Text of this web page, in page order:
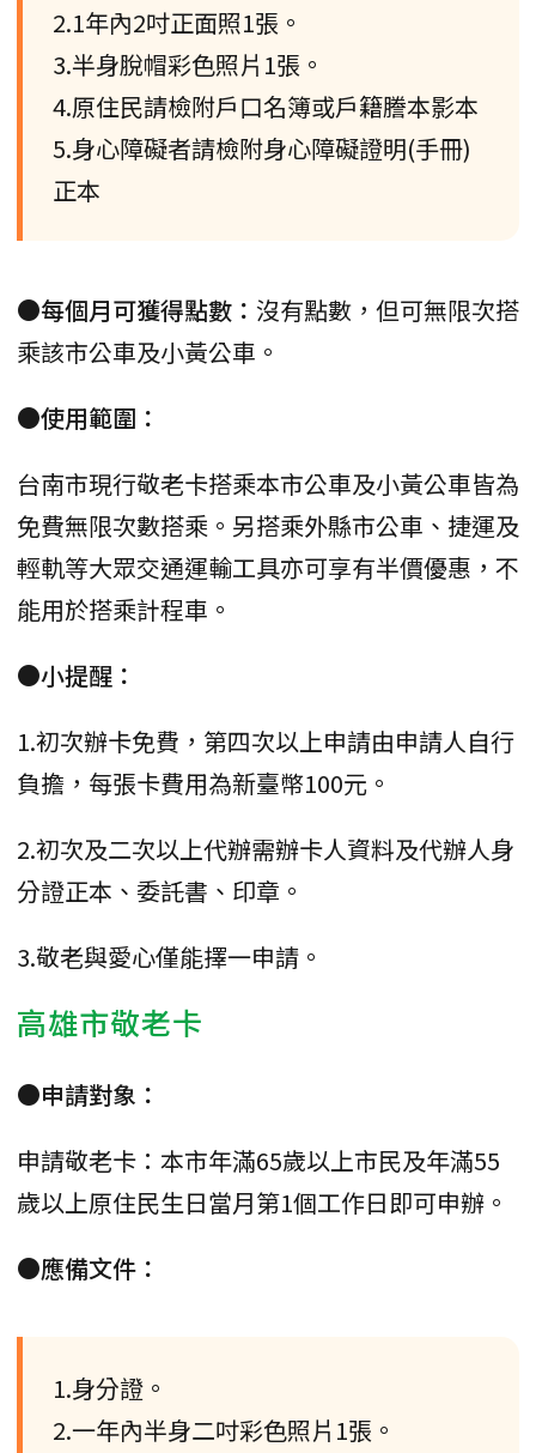
2.1年內2吋正面照1張。
3.半身脫帽彩色照片1張。
4.原住民請檢附戶口名簿或戶籍謄本影本
5.身心障礙者請檢附身心障礙證明(手冊)
正本
●每個月可獲得點數： 沒有點數，但可無限次搭
乘該市公車及小黃公車。
●使用範圍：
台南市現行敬老卡搭乘本市公車及小黃公車皆為
免費無限次數搭乘。另搭乘外縣市公車、捷運及
輕軌等大眾交通運輸工具亦可享有半價優惠，不
能用於搭乘計程車。
●小提醒：
1.初次辦卡免費，第四次以上申請由申請人自行
負擔，每張卡費用為新臺幣100元。
2.初次及二次以上代辦需辦卡人資料及代辦人身
分證正本、委託書、印章。
3.敬老與愛心僅能擇一申請。
高雄市敬老卡
●申請對象：
申請敬老卡：本市年滿65歲以上市民及年滿55
歲以上原住民生日當月第1個工作日即可申辦。
●應備文件：
1.身分證。
2.一年內半身二吋彩色照片1張。